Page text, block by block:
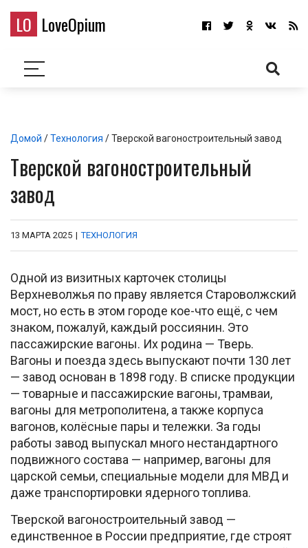
LO LoveOpium
Домой /Технология / Тверской вагоностроительный завод
Тверской вагоностроительный
завод
13 МАРТА 2025 | ТЕХНОЛОГИЯ
Одной из визитных карточек столицы
Верхневолжья по праву является Староволжский
мост, но есть в этом городе кое-что ещё, с чем
знаком, пожалуй, каждый россиянин. Это
пассажирские вагоны. Их родина — Тверь.
Вагоны и поезда здесь выпускают почти 130 лет
— завод основан в 1898 году. В списке продукции
— товарные и пассажирские вагоны, трамваи,
вагоны для метрополитена, а также корпуса
вагонов, колёсные пары и тележки. За годы
работы завод выпускал много нестандартного
подвижного состава — например, вагоны для
царской семьи, специальные модели для МВД и
даже транспортировки ядерного топлива.
Тверской вагоностроительный завод —
единственное в России предприятие, где строят